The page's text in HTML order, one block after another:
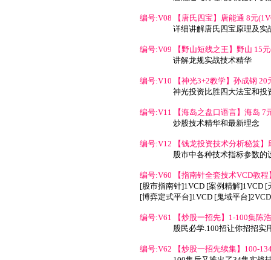
编号:V08 【唐氏四宝】唐能通 8元
详细讲解唐氏四宝原理及实
编号:V09 【野山短线之王】野山 15
讲解龙规实战技术精华
编号:V10 【神光3+2教学】孙成钢 20
神光投资比胜四大法宝和投
编号:V11 【海岛之盘口语言】海岛 7
炒股技术精华和最新理念
编号:V12 【钱龙投资技术分析秘笈】
股市中各种技术指标参数的
编号:V60 【指南针全套技术VCD教程
[股市指南针]1VCD [案例精解]1VCD
[博弈定式平台]1VCD [鬼域平台
编号:V61 【炒股一招先】1-100集陈
股民必学.100招让你招招实
编号:V62 【炒股一招先续集】100-